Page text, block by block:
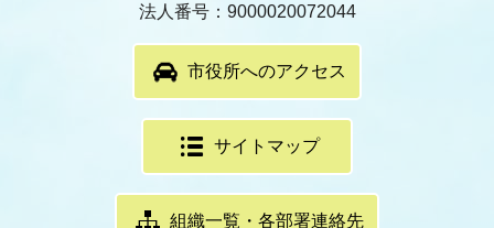
法人番号：9000020072044
市役所へのアクセス
サイトマップ
組織一覧・各部署連絡先